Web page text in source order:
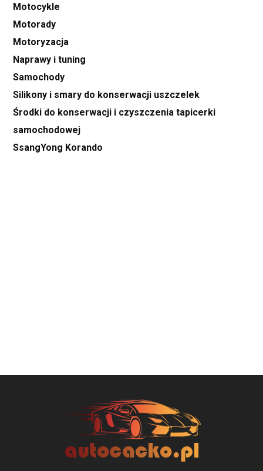
Motocykle
Motorady
Motoryzacja
Naprawy i tuning
Samochody
Silikony i smary do konserwacji uszczelek
Środki do konserwacji i czyszczenia tapicerki
samochodowej
SsangYong Korando